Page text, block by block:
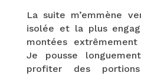
La suite m’emmène
isolée et la plus
montées extrêmement
Je pousse
profiter des